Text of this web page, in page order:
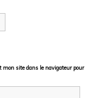
site dans le navigateur pour